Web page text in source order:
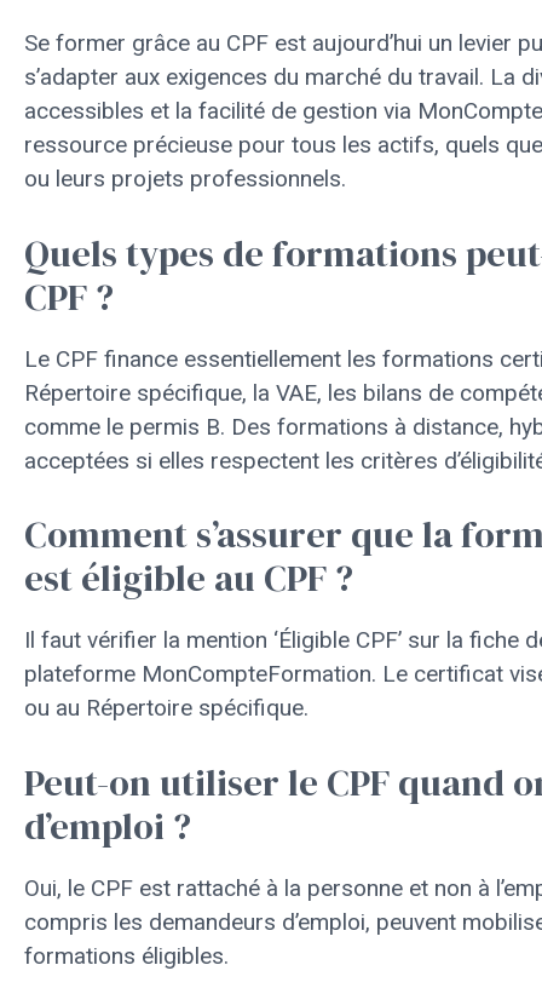
Se former grâce au CPF est aujourd’hui un levier
s’adapter aux exigences du marché du travail. La
accessibles et la facilité de gestion via
ressource précieuse pour tous les actifs, quels
ou leurs projets professionnels.
Quels types de formations
CPF ?
Le CPF finance essentiellement les formations
Répertoire spécifique, la VAE, les bilans de
comme le permis B. Des formations à distance,
acceptées si elles respectent les critères
Comment s’assurer que la
est éligible au CPF ?
Il faut vérifier la mention ‘Éligible CPF’ sur la
plateforme MonCompteFormation. Le certificat
ou au Répertoire spécifique.
Peut-on utiliser le CPF quand
d’emploi ?
Oui, le CPF est rattaché à la personne et non à
compris les demandeurs d’emploi, peuvent
formations éligibles.